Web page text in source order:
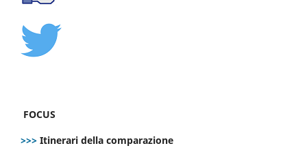
FOCUS
>>> Itinerari della comparazione